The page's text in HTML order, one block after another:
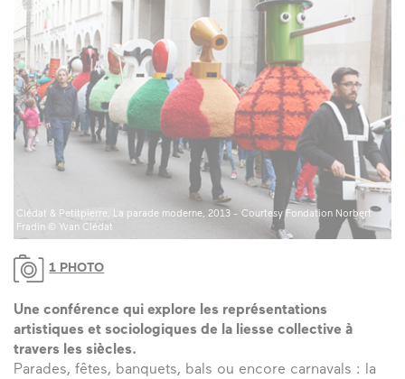
Clédat & Petitpierre, La parade moderne, 2013 - Courtesy Fondation Norbert
Fradin © Yvan Clédat
1 PHOTO
Une conférence qui explore les représentations
artistiques et sociologiques de la liesse collective à
travers les siècles.
Parades, fêtes, banquets, bals ou encore carnavals : la